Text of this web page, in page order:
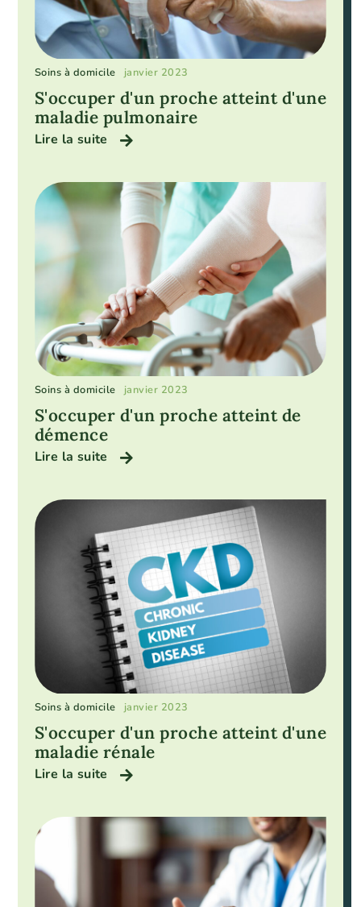
Soins à domicile janvier 2023
S'occuper d'un proche atteint d'une
maladie pulmonaire
Lire la suite
Soins à domicile janvier 2023
S'occuper d'un proche atteint de
démence
Lire la suite
Soins à domicile janvier 2023
S'occuper d'un proche atteint d'une
maladie rénale
Lire la suite